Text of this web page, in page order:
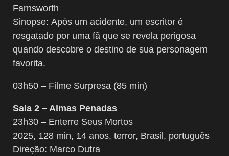
Farnsworth
Sinopse: Após um acidente, um escritor é
resgatado por uma fã que se revela perigosa
quando descobre o destino de sua personagem
favorita.
03h50 – Filme Surpresa (85 min)
Sala 2 – Almas Penadas
23h30 – Enterre Seus Mortos
2025, 128 min, 14 anos, terror, Brasil, português
Direção: Marco Dutra